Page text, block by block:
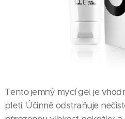
Tento jemný mycí gel je
pleti. Účinně odstraňuje